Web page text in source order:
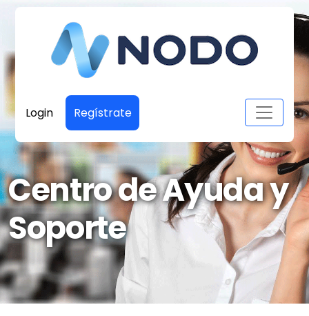
Login Regístrate
Centro de Ayuda y
Soporte